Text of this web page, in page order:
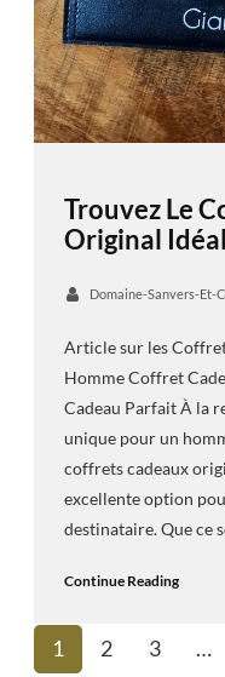
Trouvez Le
Original
Domaine-Sanvers-Et-
Article sur les
Homme Coffret
Cadeau Parfait À la
unique pour un
coffrets cadeaux
excellente option
destinataire. Que ce
Continue Reading
1 2 3 …